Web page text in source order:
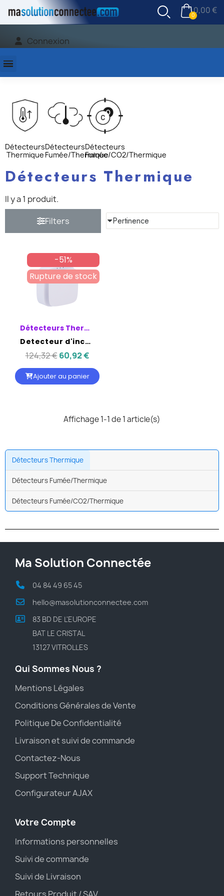
0,00 €
Connexion
Détecteurs
Thermique
Détecteurs
Fumée/Thermique
Détecteurs
Fumée/CO2/Thermique
Détecteurs Thermique
Détecteurs Thermique
Détecteurs Fumée/Thermique
Détecteurs Fumée/CO2/Thermique
Il y a 1 produit.
Filters
-51%
Rupture de stock
Détecteurs Thermique
Detecteur d'incendie sans fil avec capteurs de chaleur V2 - AJAX
124,32 € 60,92 €
Ajouter au panier
Affichage 1-1 de 1 article(s)
Ma Solution Connectée
04 84 49 65 45
hello@masolutionconnectee.com
83 BD DE L'EUROPE
BAT LE CRISTAL
13127 VITROLLES
Qui Sommes Nous ?
Mentions Légales
Conditions Générales de Vente
Politique De Confidentialité
Livraison et suivi de commande
Contactez-Nous
Support Technique
Configurateur AJAX
Votre Compte
Informations personnelles
Suivi de commande
Suivi de Livraison